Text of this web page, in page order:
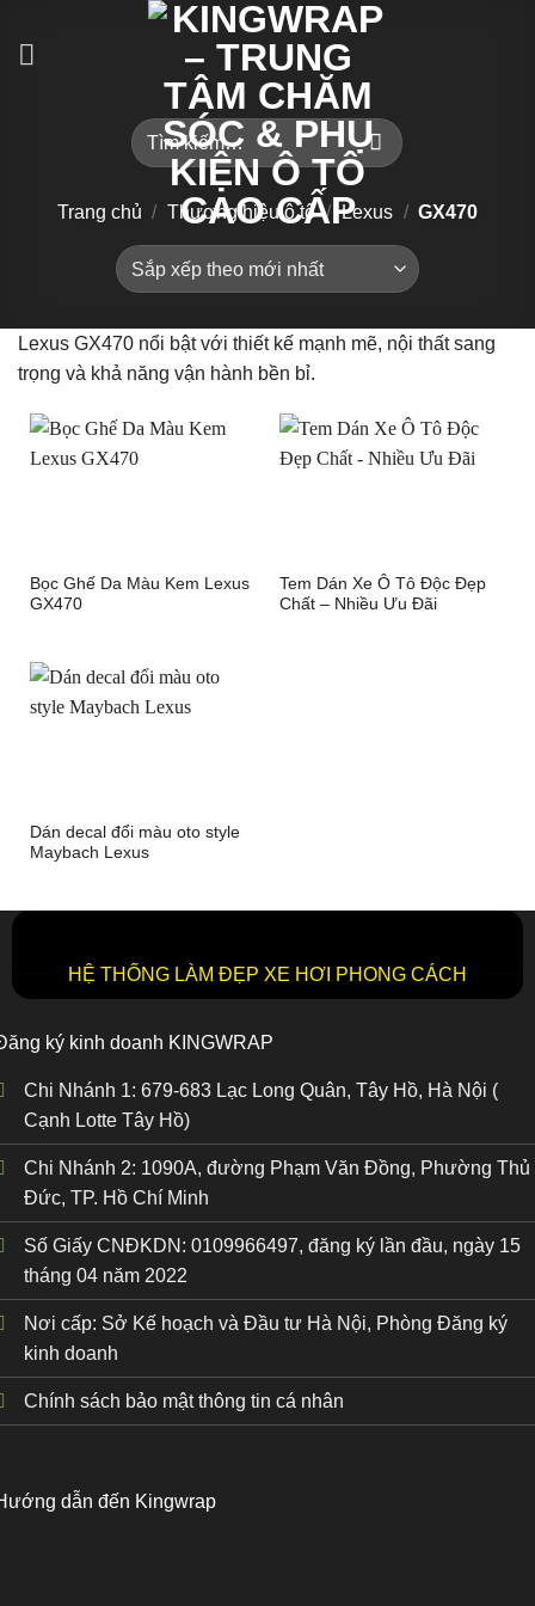
qua
Tìm
kiếm:
Trang chủ / Thương hiệu ô tô / Lexus / GX470
Lexus GX470 nổi bật với thiết kế mạnh mẽ, nội thất sang
trọng và khả năng vận hành bền bỉ.
Bọc Ghế Da Màu Kem Lexus
GX470
Tem Dán Xe Ô Tô Độc Đẹp
Chất – Nhiều Ưu Đãi
Dán decal đổi màu oto style
Maybach Lexus
HỆ THỐNG LÀM ĐẸP XE HƠI PHONG CÁCH
ký kinh doanh KINGWRAP
Chi Nhánh 1: 679-683 Lạc Long Quân, Tây Hồ, Hà Nội (
Cạnh Lotte Tây Hồ)
Chi Nhánh 2: 1090A, đường Phạm Văn Đồng, Phường Thủ
Đức, TP. Hồ Chí Minh
Số Giấy CNĐKDN: 0109966497, đăng ký lần đầu, ngày 15
tháng 04 năm 2022
Nơi cấp: Sở Kế hoạch và Đầu tư Hà Nội, Phòng Đăng ký
kinh doanh
Chính sách bảo mật thông tin cá nhân
dẫn đến Kingwrap